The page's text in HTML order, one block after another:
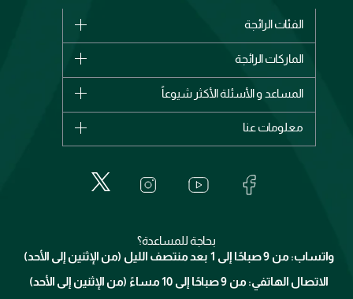
الفئات الرائجة
الأكثر مبيعاً
اشترِ بطاقة هدية
الماركات الرائجة
بربري
إيف سان لوران
المساعد و الأسئلة الأكثر شيوعاً
الإرجاع
معلومات عنا
خدمات المعارض
برنامج الولاء ميوز
الوظائف
بحاجة للمساعدة؟
واتساب: من 9 صباحًا إلى 1 بعد منتصف الليل (من الإثنين إلى الأحد)
الاتصال الهاتفي: من 9 صباحًا إلى 10 مساءً (من الإثنين إلى الأحد)